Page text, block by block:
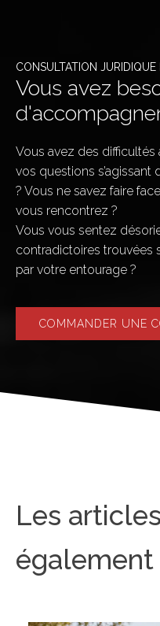
CONSULTATION JURIDIQUE
Vous avez
Vous avez des
vos questions
? Vous ne savez faire
vous rencontrez ?
Vous vous sentez
contradictoires trouvées
par votre entourage ?
COMMANDER UNE
Les
également